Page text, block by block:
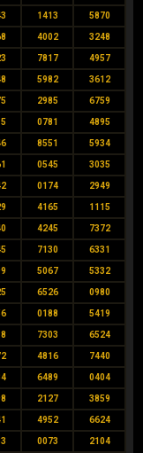
1413 5870
4002 3248
7817 4957
5982 3612
2985 6759
0781 4895
8551 5934
0545 3035
0174 2949
4165 1115
4245 7372
7130 6331
5067 5332
6526 0980
0188 5419
7303 6524
4816 7440
6489 0404
2127 3859
4952 6624
0073 2104